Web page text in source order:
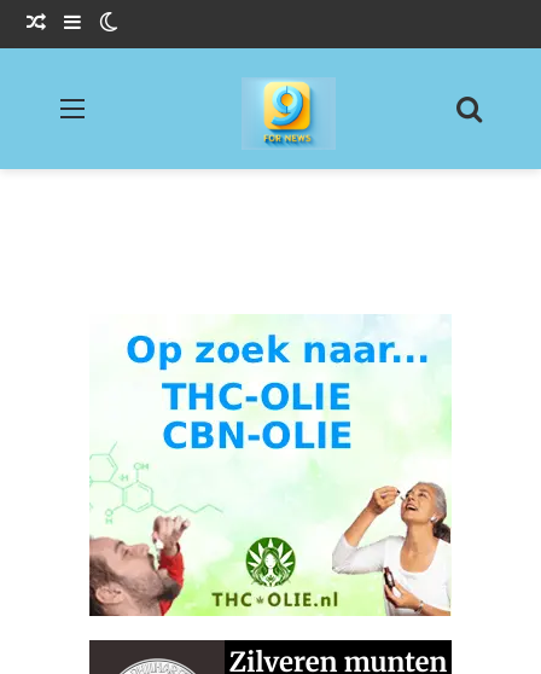
Willekeurig Artikel
Sidebar